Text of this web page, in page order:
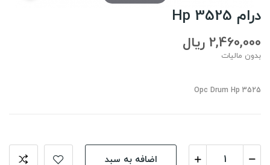
درام Hp 3525
2,460,000 ریال
بدون مالیات
Opc Drum Hp 3525
اضافه به سبد